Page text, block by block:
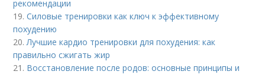
рекомендации
19.Силовые тренировки как ключ к эффективному
похудению
20. Лучшие кардио тренировки для похудения: как
правильно сжигать жир
21. Восстановление после родов: основные принципы и